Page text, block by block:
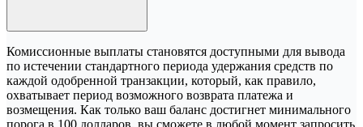
Комиссионные выплаты становятся доступными для вывода
по истечении стандартного периода удержания средств по
каждой одобренной транзакции, который, как правило,
охватывает период возможного возврата платежа и
возмещения. Как только ваш баланс достигнет минимального
порога в 100 долларов, вы сможете в любой момент запросить